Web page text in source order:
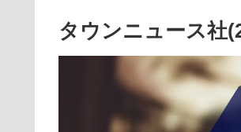
タウンニュース